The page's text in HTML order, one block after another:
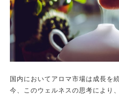
国内においてアロマ市場は成長を
今、このウェルネスの思考により